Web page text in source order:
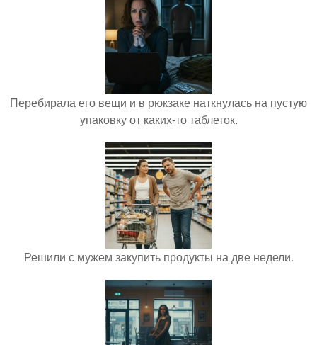
Перебирала его вещи и в рюкзаке наткнулась на пустую
упаковку от каких-то таблеток.
Решили с мужем закупить продукты на две недели.